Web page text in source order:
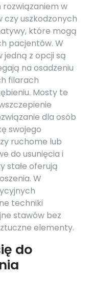
w
uszkodzonych
które mogą
pacjentów. W
z opcji są
na osadzeniu
filarach
Mosty te
dla osób
swojego
ruchome lub
do usunięcia i
stałe oferują
W
techniki
stawów bez
elementy.
do